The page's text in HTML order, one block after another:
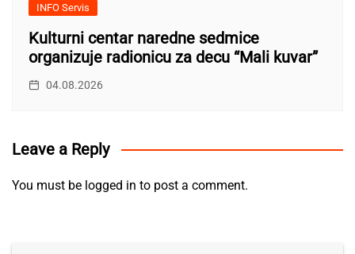
INFO Servis
Kulturni centar naredne sedmice
organizuje radionicu za decu “Mali kuvar”
04.08.2026
Leave a Reply
You must be logged in to post a comment.